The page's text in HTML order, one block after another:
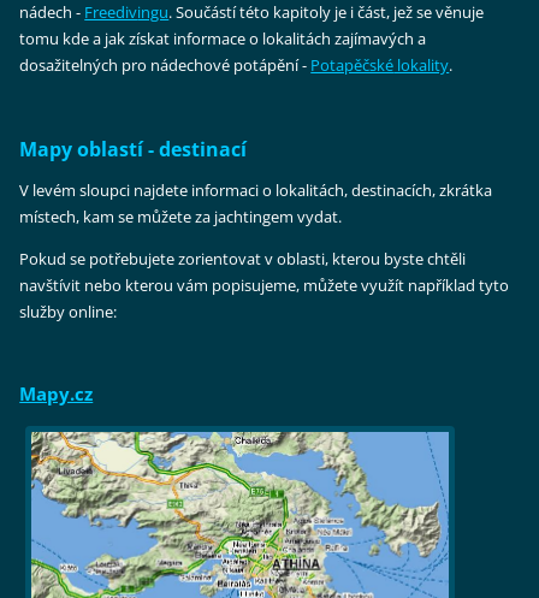
nádech - Freedivingu. Součástí této kapitoly je i část, jež se věnuje
tomu kde a jak získat informace o lokalitách zajímavých a
dosažitelných pro nádechové potápění - Potapěčské lokality.
Mapy oblastí - destinací
V levém sloupci najdete informaci o lokalitách, destinacích, zkrátka
místech, kam se můžete za jachtingem vydat.
Pokud se potřebujete zorientovat v oblasti, kterou byste chtěli
navštívit nebo kterou vám popisujeme, můžete využít například tyto
služby online:
Mapy.cz